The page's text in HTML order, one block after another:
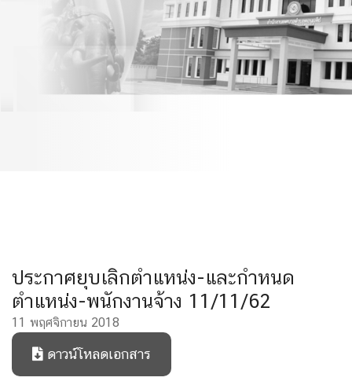
และกำหนดตำแหน่ง-
พนักงานจ้าง 11/11/62
ประกาศยุบเลิกตำแหน่ง-และกำหนด
ตำแหน่ง-พนักงานจ้าง 11/11/62
11 พฤศจิกายน 2018
ดาวน์โหลดเอกสาร